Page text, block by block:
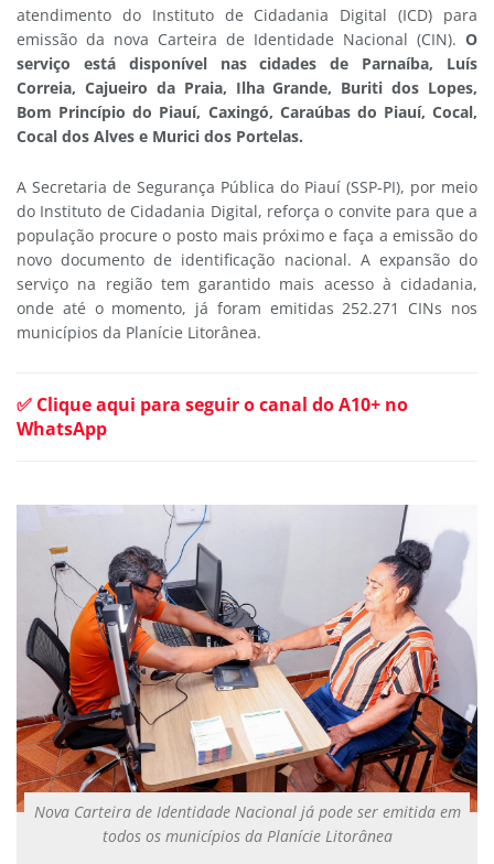
atendimento do Instituto de Cidadania Digital (ICD) para
emissão da nova Carteira de Identidade Nacional (CIN). O
serviço está disponível nas cidades de Parnaíba, Luís
Correia, Cajueiro da Praia, Ilha Grande, Buriti dos Lopes,
Bom Princípio do Piauí, Caxingó, Caraúbas do Piauí, Cocal,
Cocal dos Alves e Murici dos Portelas.
A Secretaria de Segurança Pública do Piauí (SSP-PI), por meio
do Instituto de Cidadania Digital, reforça o convite para que a
população procure o posto mais próximo e faça a emissão do
novo documento de identificação nacional. A expansão do
serviço na região tem garantido mais acesso à cidadania,
onde até o momento, já foram emitidas 252.271 CINs nos
municípios da Planície Litorânea.
✅ Clique aqui para seguir o canal do A10+ no
WhatsApp
Nova Carteira de Identidade Nacional já pode ser emitida em
todos os municípios da Planície Litorânea